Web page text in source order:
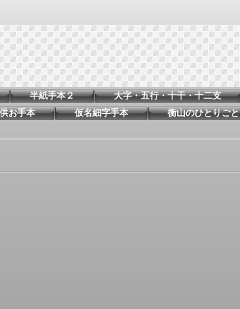
半紙手本２ 大字・五行・十干・十二支
お手本 仮名細字手本
衡山のひとりごと